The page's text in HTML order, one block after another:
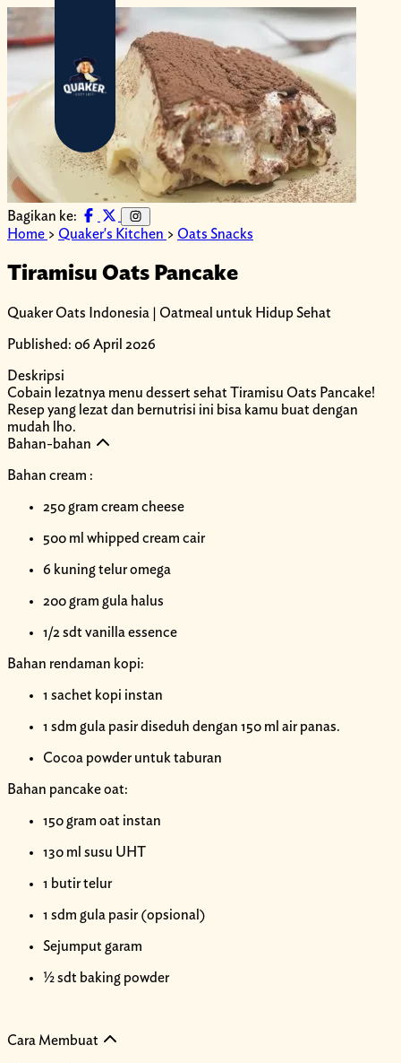
Bagikan ke:
Home > Quaker's Kitchen > Oats Snacks
Tiramisu Oats Pancake
Quaker Oats Indonesia | Oatmeal untuk Hidup Sehat
Published: 06 April 2026
Deskripsi
Cobain lezatnya menu dessert sehat Tiramisu Oats Pancake!
Resep yang lezat dan bernutrisi ini bisa kamu buat dengan
mudah lho.
Bahan-bahan
Bahan cream :
250 gram cream cheese
500 ml whipped cream cair
6 kuning telur omega
200 gram gula halus
1/2 sdt vanilla essence
Bahan rendaman kopi:
1 sachet kopi instan
1 sdm gula pasir diseduh dengan 150 ml air panas.
Cocoa powder untuk taburan
Bahan pancake oat:
150 gram oat instan
130 ml susu UHT
1 butir telur
1 sdm gula pasir (opsional)
Sejumput garam
½ sdt baking powder
Cara Membuat